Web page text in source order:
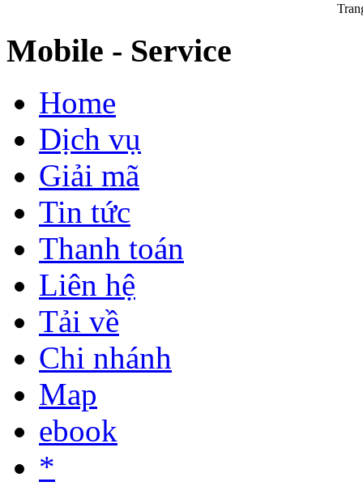
Mobile - Service
Home
Dịch vụ
Giải mã
Tin tức
Thanh toán
Liên hệ
Tải về
Chi nhánh
Map
ebook
*